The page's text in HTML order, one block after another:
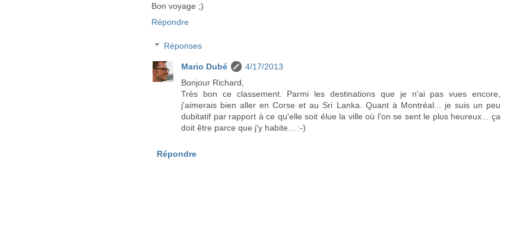
Bon voyage ;)
Répondre
Réponses
Mario Dubé
4/17/2013
Bonjour Richard,
Très bon ce classement. Parmi les destinations que je n'ai pas vues encore,
j'aimerais bien aller en Corse et au Sri Lanka. Quant à Montréal... je suis un peu
dubitatif par rapport à ce qu'elle soit élue la ville où l'on se sent le plus heureux... ça
doit être parce que j'y habite... :-)
Répondre